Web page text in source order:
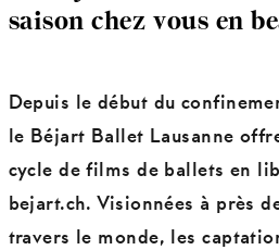
saison chez vous en
Depuis le début du
le Béjart Ballet Lausanne
cycle de films de ballets en
bejart.ch. Visionnées à près
travers le monde, les